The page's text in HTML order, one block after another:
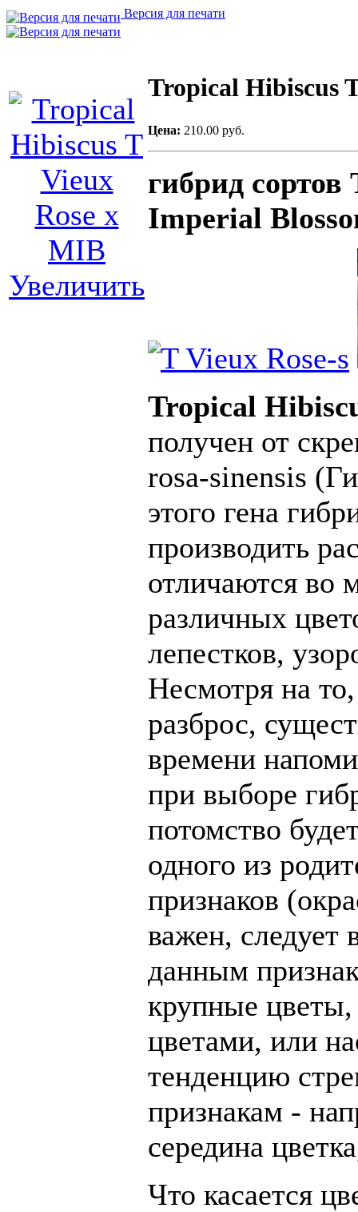
Версия для печати
Увеличить
Tropical Hibiscus
Цена: 210.00 руб.
гибрид
Imperial
Tropical
получен от
rosa-sinensis
этого гена
производить
отличаются во
различных
лепестков,
Несмотря на
разброс,
времени
при выборе
потомство
одного из
признаков
важен, следует
данным
крупные
цветами, или
тенденцию
признакам -
середина
Что касается